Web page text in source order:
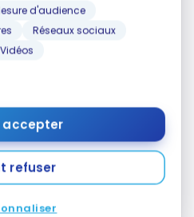
d'audience
Réseaux sociaux
Vidéos
accepter
refuser
étaient même disposées
de certains membres